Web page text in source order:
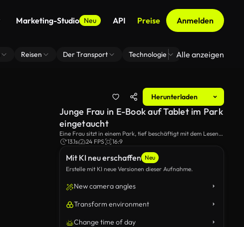
Marketing-Studio Neu API Preise Anmelden
Reisen Der Transport Technologie Zoom Virtuelle
Alle anzeigen
Herunterladen
Mit KI neu erschaffen Neu
Erstelle mit KI neue Versionen dieser Aufnahme.
New camera angles
Transform environment
Change time of day
Junge Frau in E-Book auf Tablet im Park
eingetaucht
Eine Frau sitzt in einem Park, tief beschäftigt mit dem Lesen
eines E-Books auf ihrem Tablet. Die ruhige Umgebung bietet
13.1s 24 FPS 16:9